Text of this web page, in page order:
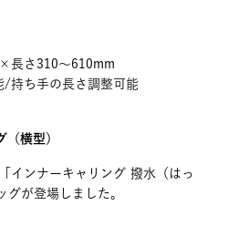
長さ310～610mm
ち手の長さ調整可能
横型）
インナーキャリング 撥水（はっ
が登場しました。